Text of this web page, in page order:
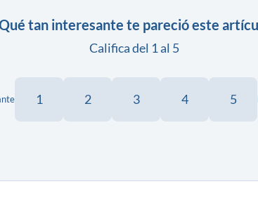
tan interesante te pareció este
Califica del 1 al 5
1 2 3 4 5